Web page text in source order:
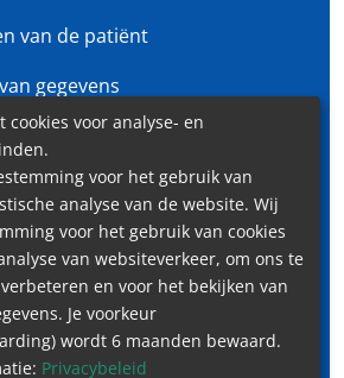
van de patiënt
gegevens
beleid
Equality Plan
CookiesWettelijk vermeldingen
cookies voor analyse- en
voor het gebruik van
analyse van de website. Wij
voor het gebruik van cookies
van websiteverkeer, om ons te
en voor het bekijken van
Je voorkeur
wordt 6 maanden bewaard.
Privacybeleid